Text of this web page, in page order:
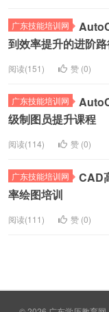
广东技能培训网
到效率提升的进阶
阅读(151) 赞 (0)
广东技能培训网
级制图员提升课程
阅读(114) 赞 (0)
广东技能培训网
CAD
率绘图培训
阅读(111) 赞 (0)